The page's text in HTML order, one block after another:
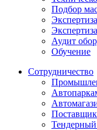
Подбор
Аудит
Обучение
Сотрудничество
Тендерный